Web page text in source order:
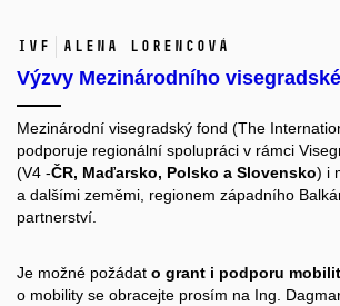
IVF Alena Lorencová
Výzvy Mezinárodního
Mezinárodní visegradský fond (The
podporuje regionální spolupráci v rámci
(V4 -ČR, Maďarsko, Polsko a Slovensko) i
a dalšími zeměmi, regionem západního
partnerství.
Je možné požádat o grant i podporu
o mobility se obracejte prosím na Ing.